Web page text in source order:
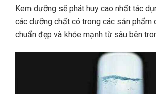
Kem dưỡng sẽ phát huy cao nhất tác
các dưỡng chất có trong các sản phẩm
chuẩn đẹp và khỏe mạnh từ sâu bên